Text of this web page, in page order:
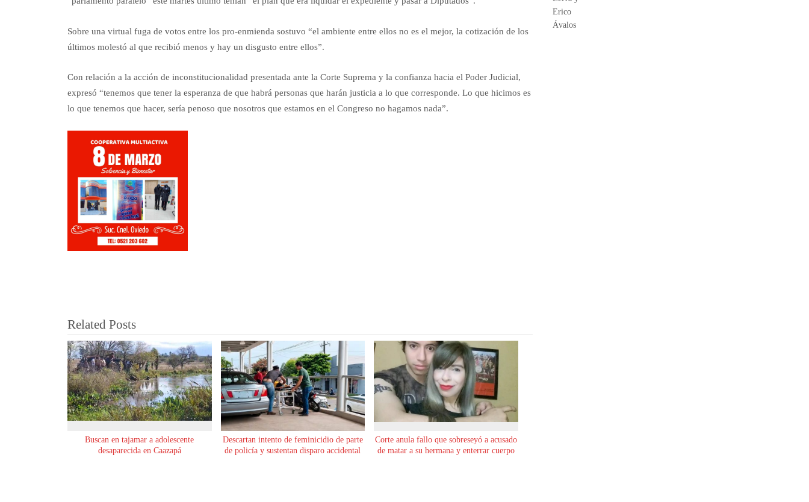
Sobre una virtual fuga de votos entre los pro-enmienda sostuvo “el ambiente entre ellos no es el mejor, la cotización de los
últimos molestó al que recibió menos y hay un disgusto entre ellos”.
Con relación a la acción de inconstitucionalidad presentada ante la Corte Suprema y la confianza hacia el Poder Judicial,
expresó “tenemos que tener la esperanza de que habrá personas que harán justicia a lo que corresponde. Lo que hicimos es
lo que tenemos que hacer, sería penoso que nosotros que estamos en el Congreso no hagamos nada”.
Related Posts
Buscan en tajamar a adolescente
desaparecida en Caazapá
Descartan intento de feminicidio de parte
de policía y sustentan disparo accidental
Corte anula fallo que sobreseyó a acusado
de matar a su hermana y enterrar cuerpo